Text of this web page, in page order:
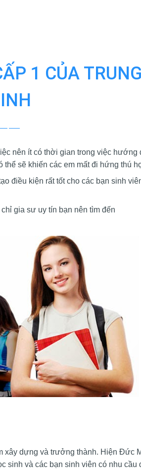
1 CỦA
nên ít có thời gian trong việc
sẽ khiến các em mất đi hứng thú
điều kiện rất tốt cho các bạn sinh
gia sư uy tín bạn nên tìm đến
dựng và trưởng thành. Hiện Đức
sinh và các bạn sinh viên có nhu cầu